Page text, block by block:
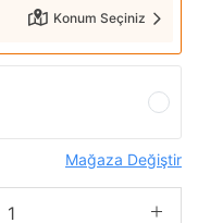
Konum Seçiniz
Mağaza Değiştir